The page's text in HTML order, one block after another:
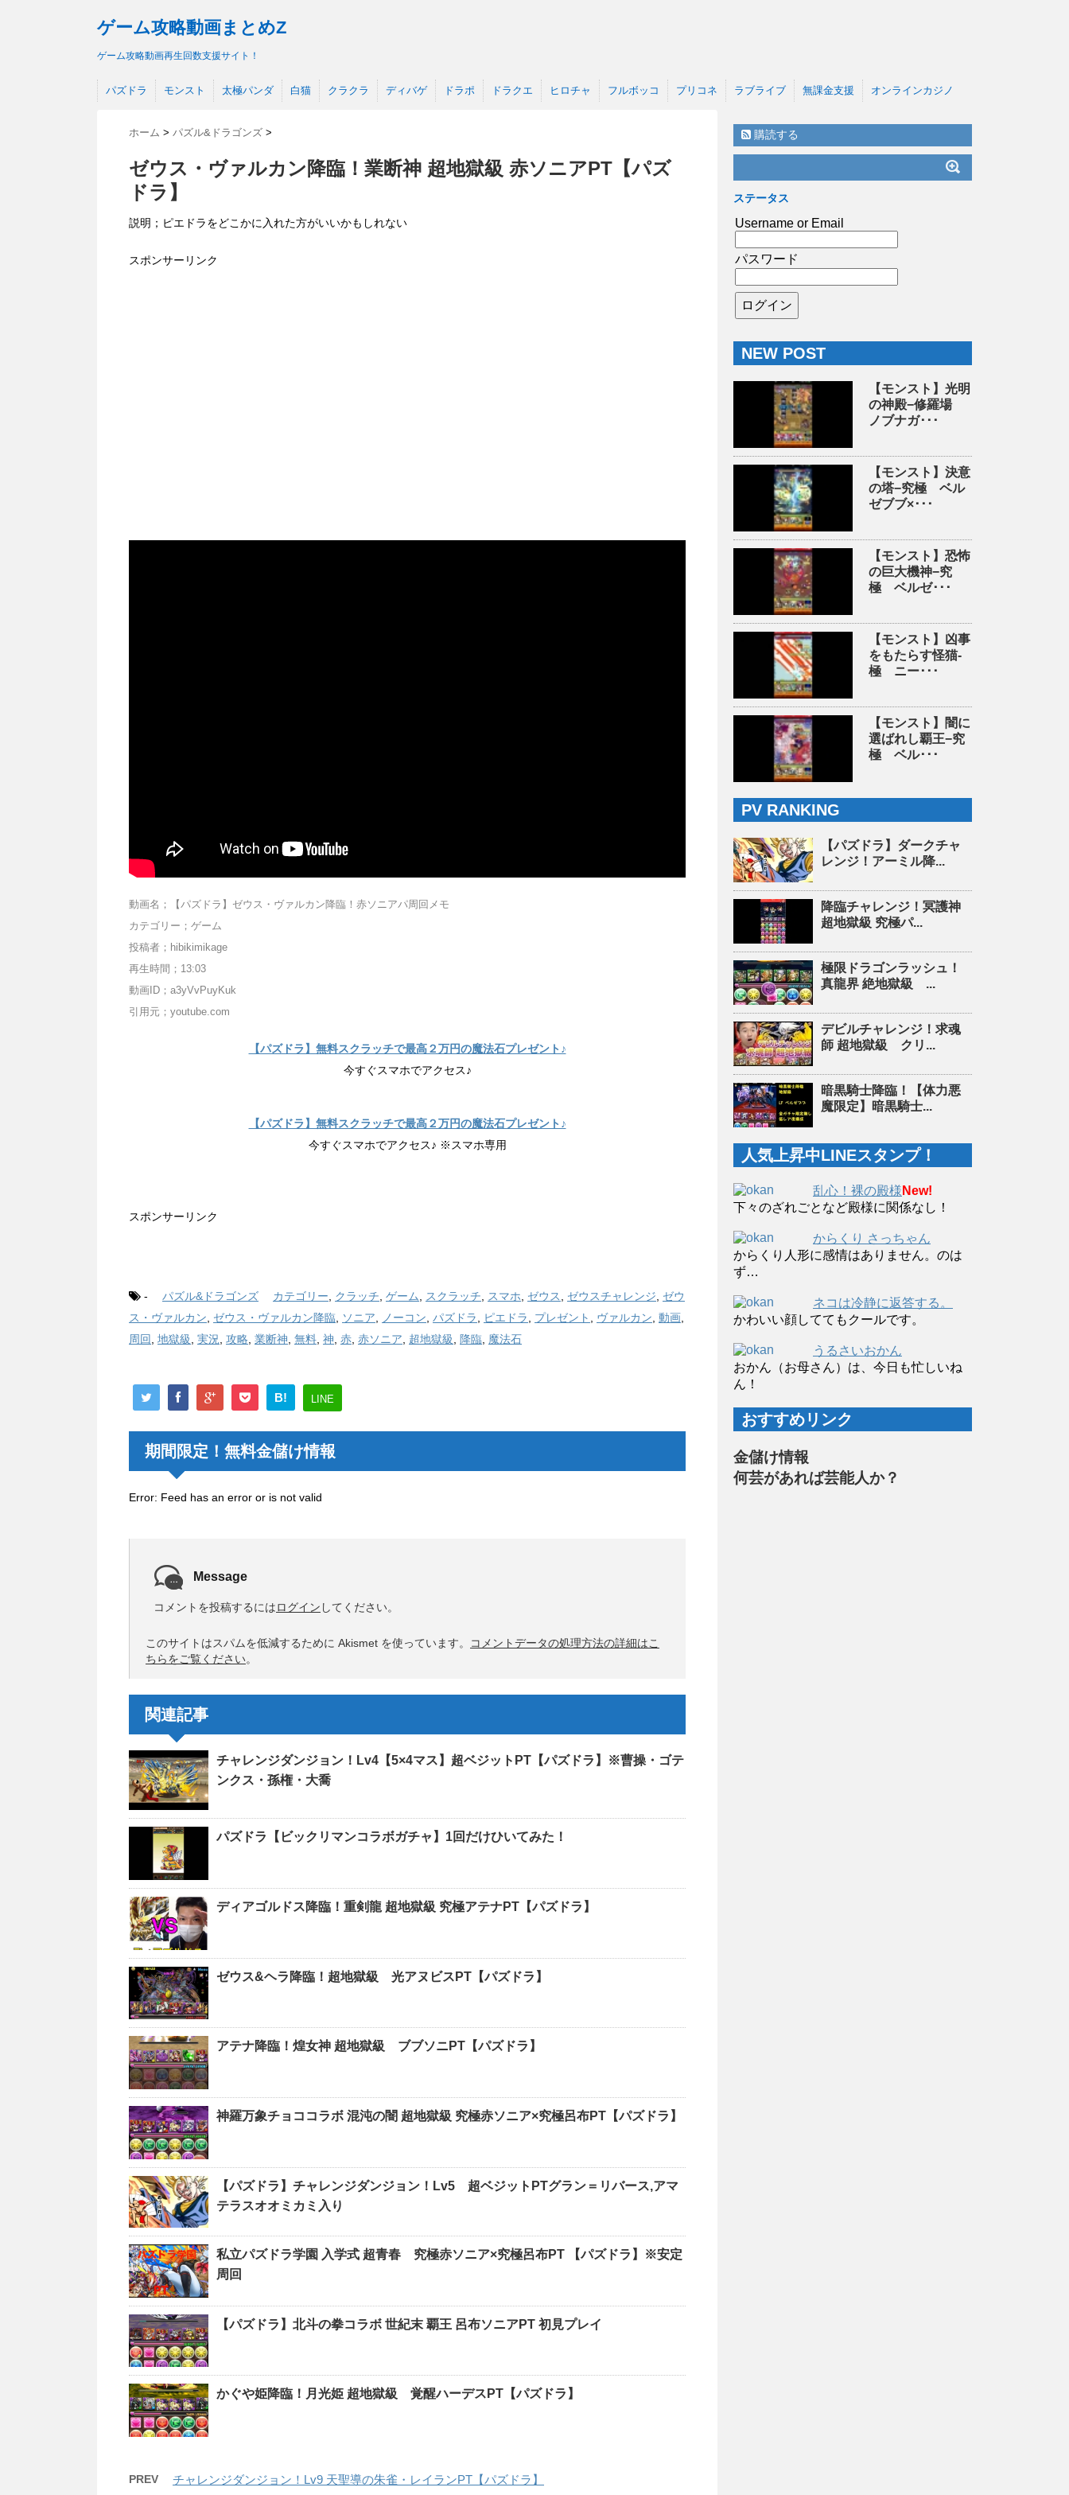
ゲーム攻略動画まとめZ
ゲーム攻略動画再生回数支援サイト！
パズドラ モンスト 太極パンダ 白猫 クラクラ ディバゲ ドラポ ドラクエ ヒロチャ フルボッコ プリコネ ラブライブ 無課金支援 オンラインカジノ
ホーム > パズル&ドラゴンズ >
ゼウス・ヴァルカン降臨！業断神 超地獄級 赤ソニアPT【パズ
ドラ】
説明；ピエドラをどこかに入れた方がいいかもしれない
スポンサーリンク
動画名；【パズドラ】ゼウス・ヴァルカン降臨！赤ソニアパ周回メモ
カテゴリー；ゲーム
投稿者；hibikimikage
再生時間；13:03
動画ID；a3yVvPuyKuk
引用元；youtube.com
【パズドラ】無料スクラッチで最高２万円の魔法石プレゼント♪
今すぐスマホでアクセス♪
【パズドラ】無料スクラッチで最高２万円の魔法石プレゼント♪
今すぐスマホでアクセス♪ ※スマホ専用
スポンサーリンク
- パズル&ドラゴンズ カテゴリー クラッチ ゲーム スクラッチ スマホ ゼウス ゼウスチャレンジ
ゼウ
ス・ヴァルカン
ゼウス・ヴァルカン降臨 ソニア ノーコン パズドラ ピエドラ プレゼント ヴァルカン 動画
周回
地獄級 実況 攻略 業断神 無料 神 赤 赤ソニア 超地獄級 降臨 魔法石
B! LINE
期間限定！無料金儲け情報
Error: Feed has an error or is not valid
Message
コメントを投稿するにはログイン してください。
このサイトはスパムを低減するために Akismet を使っています。
コメントデータの処理方法の詳細はこ
ちらをご覧ください。
関連記事
チャレンジダンジョン！Lv4【5×4マス】超ベジットPT【パズドラ】※曹操・ゴテ
ンクス・孫権・大喬
パズドラ【ビックリマンコラボガチャ】1回だけひいてみた！
ディアゴルドス降臨！重剣龍 超地獄級 究極アテナPT【パズドラ】
ゼウス&ヘラ降臨！超地獄級 光アヌビスPT【パズドラ】
アテナ降臨！煌女神 超地獄級 ブブソニPT【パズドラ】
神羅万象チョココラボ 混沌の闇 超地獄級 究極赤ソニア×究極呂布PT【パズドラ】
【パズドラ】チャレンジダンジョン！Lv5 超ベジットPTグラン＝リバース,アマ
テラスオオミカミ入り
私立パズドラ学園 入学式 超青春 究極赤ソニア×究極呂布PT 【パズドラ】※安定
周回
【パズドラ】北斗の拳コラボ 世紀末 覇王 呂布ソニアPT 初見プレイ
かぐや姫降臨！月光姫 超地獄級 覚醒ハーデスPT【パズドラ】
PREV チャレンジダンジョン！Lv9 天聖導の朱雀・レイランPT【パズドラ】
購読する
ステータス
Username or Email
パスワード
NEW POST
【モンスト】光明
の神殿−修羅場
ノブナガ･･･
【モンスト】決意
の塔−究極 ベル
ゼブブ×･･･
【モンスト】恐怖
の巨大機神−究
極 ベルゼ･･･
【モンスト】凶事
をもたらす怪猫-
極 ニー･･･
【モンスト】闇に
選ばれし覇王−究
極 ベル･･･
PV RANKING
【パズドラ】ダークチャ
レンジ！アーミル降...
降臨チャレンジ！冥護神
超地獄級 究極パ...
極限ドラゴンラッシュ！
真龍界 絶地獄級 ...
デビルチャレンジ！求魂
師 超地獄級 クリ...
暗黒騎士降臨！【体力悪
魔限定】暗黒騎士...
人気上昇中LINEスタンプ！
乱心！裸の殿様 New!
下々のざれごとなど殿様に関係なし！
からくり さっちゃん
からくり人形に感情はありません。のは
ず…
ネコは冷静に返答する。
かわいい顔しててもクールです。
うるさいおかん
おかん（お母さん）は、今日も忙しいね
ん！
おすすめリンク
金儲け情報
何芸があれば芸能人か？